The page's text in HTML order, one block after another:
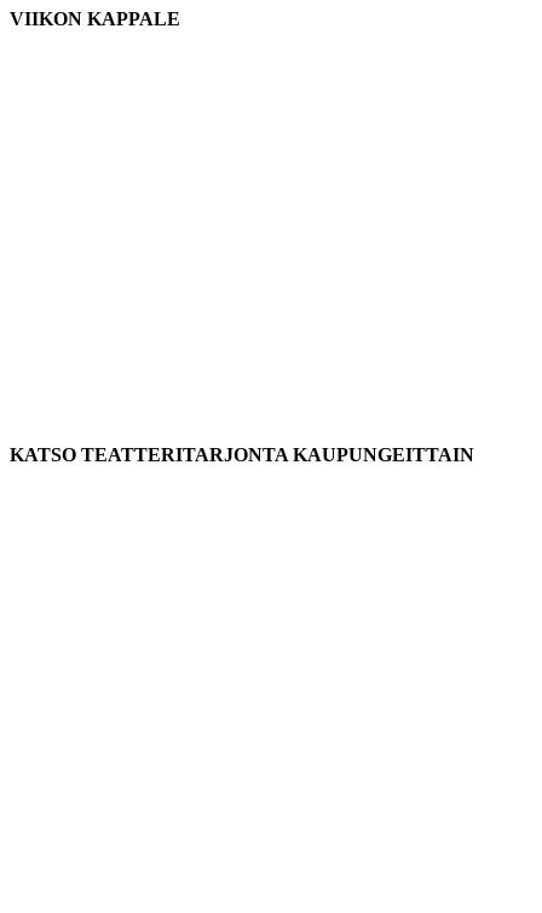
VIIKON KAPPALE
KATSO TEATTERITARJONTA KAUPUNGEITTAIN